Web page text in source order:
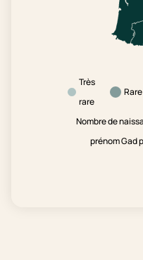
Très
rare
Rare
Nombre de
prénom Gad